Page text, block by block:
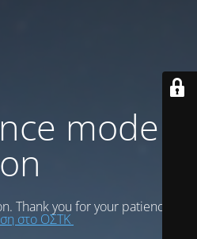
mode is
on
Thank you for your patience!
στο ΟΣΤΚ